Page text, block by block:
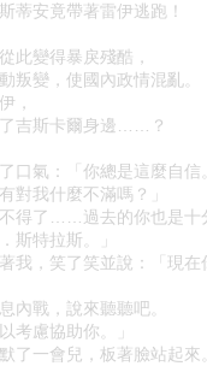
蒂安竟帶著雷伊逃跑！
此變得暴戾殘酷，
叛變，使國內政情混亂。
，
吉斯卡爾身邊……？
口氣：「你總是這麼自信
對我什麼不滿嗎？」
不得了……過去的你也是十
斯特拉斯。」
我，笑了笑並說：「現在
內戰，說來聽聽吧。
考慮協助你。」
了一會兒，板著臉站起來